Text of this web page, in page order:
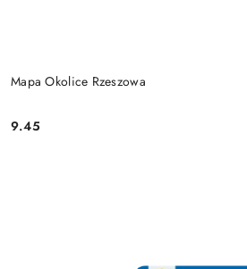
Mapa Okolice Rzeszowa
Cena:
9.45